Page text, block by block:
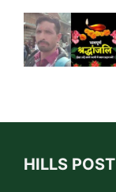
HILLS POST